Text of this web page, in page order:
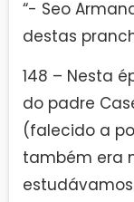
“- Seo
destas
148 – Nesta
do padre
(falecido a
também era
estudávamos